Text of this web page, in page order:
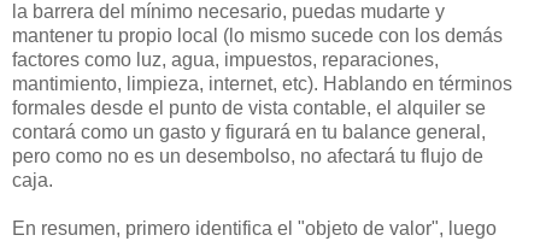
la barrera del mínimo necesario, puedas mudarte y
mantener tu propio local (lo mismo sucede con los demás
factores como luz, agua, impuestos, reparaciones,
mantimiento, limpieza, internet, etc). Hablando en términos
formales desde el punto de vista contable, el alquiler se
contará como un gasto y figurará en tu balance general,
pero como no es un desembolso, no afectará tu flujo de
caja.
En resumen, primero identifica el "objeto de valor", luego